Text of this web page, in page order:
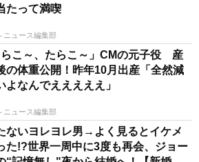
たって満喫
ニュース編集部
らこ～、たらこ～」CMの元子役 産
の体重公開！昨年10月出産「全然減
よなんでえええええ」
ニュース編集部
ないヨレヨレ男→よく見るとイケメ
た!?世界一周中に3度も再会、ジョー